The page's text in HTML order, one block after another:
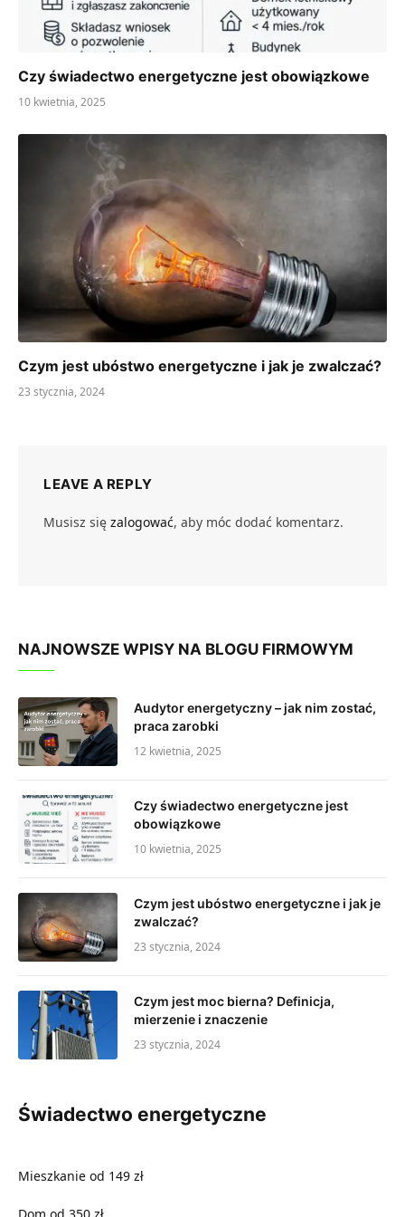
Czy świadectwo energetyczne jest obowiązkowe
10 kwietnia, 2025
Czym jest ubóstwo energetyczne i jak je zwalczać?
23 stycznia, 2024
LEAVE A REPLY
Musisz się zalogować, aby móc dodać komentarz.
NAJNOWSZE WPISY NA BLOGU FIRMOWYM
Audytor energetyczny – jak nim zostać,
praca zarobki
12 kwietnia, 2025
Czy świadectwo energetyczne jest
obowiązkowe
10 kwietnia, 2025
Czym jest ubóstwo energetyczne i jak je
zwalczać?
23 stycznia, 2024
Czym jest moc bierna? Definicja,
mierzenie i znaczenie
23 stycznia, 2024
Świadectwo energetyczne
Mieszkanie od 149 zł